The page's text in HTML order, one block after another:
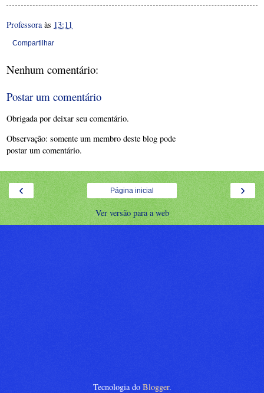
Professora às 13:11
Compartilhar
Nenhum comentário:
Postar um comentário
Obrigada por deixar seu comentário.
Observação: somente um membro deste blog pode
postar um comentário.
‹ ›
Página inicial
Ver versão para a web
Tecnologia do Blogger.